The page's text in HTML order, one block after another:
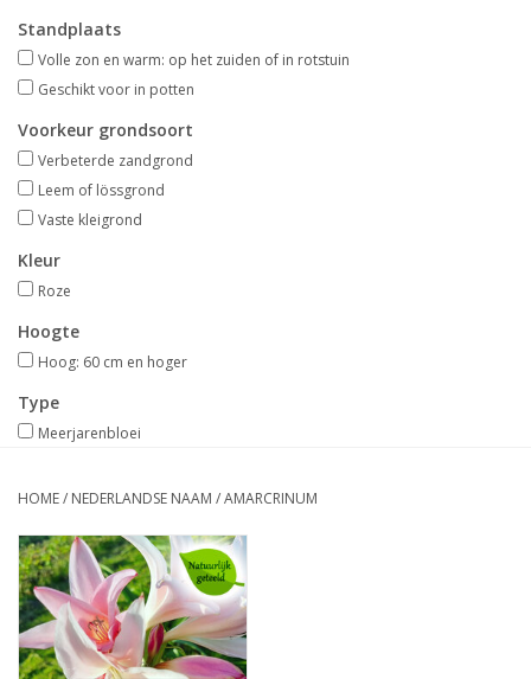
Herfstbloeiers
Schaduwplanten
Aanbiedingen
Bodemverbetering
Overige producten
Advies
Onze tuinen!
Nieuws
Standplaats
Volle zon en warm: op het zuiden of in rotstuin
Geschikt voor in potten
Voorkeur grondsoort
Verbeterde zandgrond
Leem of lössgrond
Vaste kleigrond
Kleur
Roze
Hoogte
Hoog: 60 cm en hoger
Type
Meerjarenbloei
HOME/ NEDERLANDSE NAAM /AMARCRINUM